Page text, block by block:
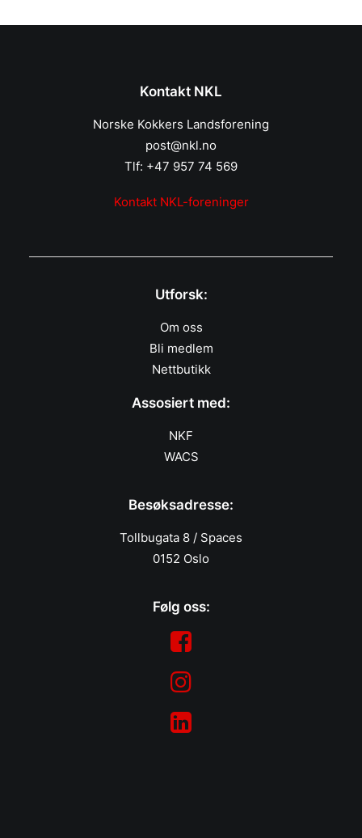
Kontakt NKL
Norske Kokkers Landsforening
post@nkl.no
Tlf: +47 957 74 569
Kontakt NKL-foreninger
Utforsk:
Om oss
Bli medlem
Nettbutikk
Assosiert med:
NKF
WACS
Besøksadresse:
Tollbugata 8 / Spaces
0152 Oslo
Følg oss: